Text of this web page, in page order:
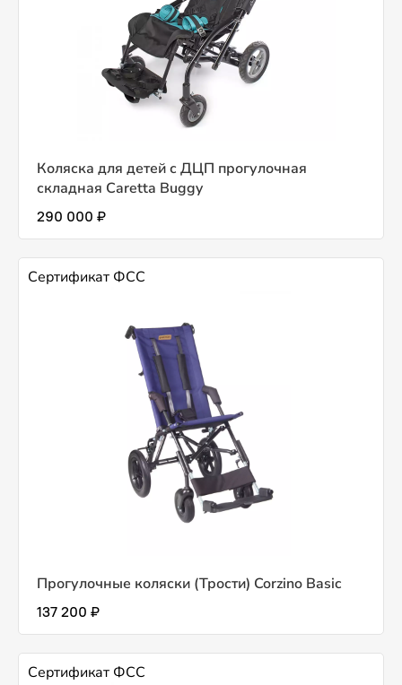
Коляска для детей с ДЦП прогулочная
складная Caretta Buggy
290 000 ₽
Сертификат ФСС
Прогулочные коляски (Трости) Corzino Basic
137 200 ₽
Сертификат ФСС